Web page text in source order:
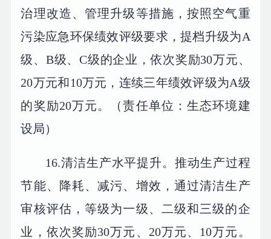
治理改造、管理升级等措施，按照空气重
污染应急环保绩效评级要求，提档升级为A
级、B级、C级的企业，依次奖励30万元、
20万元和10万元，连续三年绩效评级为A级
的奖励20万元。（责任单位：生态环境建
设局）
16.清洁生产水平提升。推动生产过程
节能、降耗、减污、增效，通过清洁生产
审核评估，等级为一级、二级和三级的企
业，依次奖励30万元、20万元、10万元。